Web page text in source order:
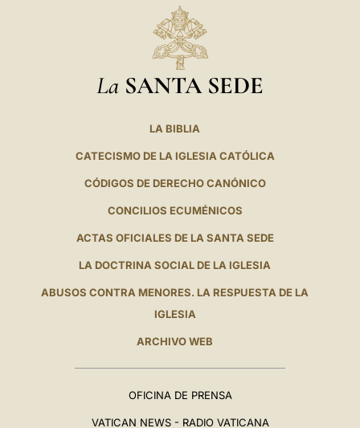
La SANTA SEDE
LA BIBLIA
CATECISMO DE LA IGLESIA CATÓLICA
CÓDIGOS DE DERECHO CANÓNICO
CONCILIOS ECUMÉNICOS
ACTAS OFICIALES DE LA SANTA SEDE
LA DOCTRINA SOCIAL DE LA IGLESIA
ABUSOS CONTRA MENORES. LA RESPUESTA DE LA
IGLESIA
ARCHIVO WEB
OFICINA DE PRENSA
VATICAN NEWS - RADIO VATICANA